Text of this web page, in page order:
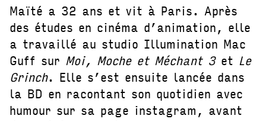
Maïté a 32 ans et vit à Paris. Après
des études en cinéma d’animation, elle
a travaillé au studio Illumination Mac
Guff sur Moi, Moche et Méchant 3et Le
Grinch. Elle s’est ensuite lancée dans
la BD en racontant son quotidien avec
humour sur sa page instagram, avant